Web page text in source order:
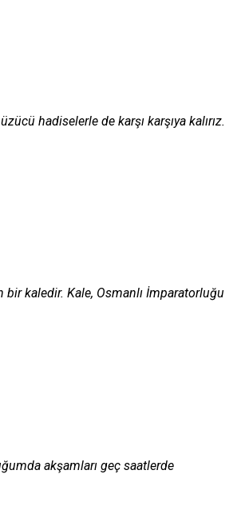
hadiselerle de karşı karşıya kalırız.
kaledir. Kale, Osmanlı İmparatorluğu
akşamları geç saatlerde